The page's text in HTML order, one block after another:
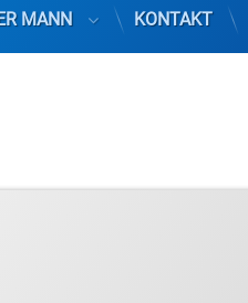
MANN KONTAKT